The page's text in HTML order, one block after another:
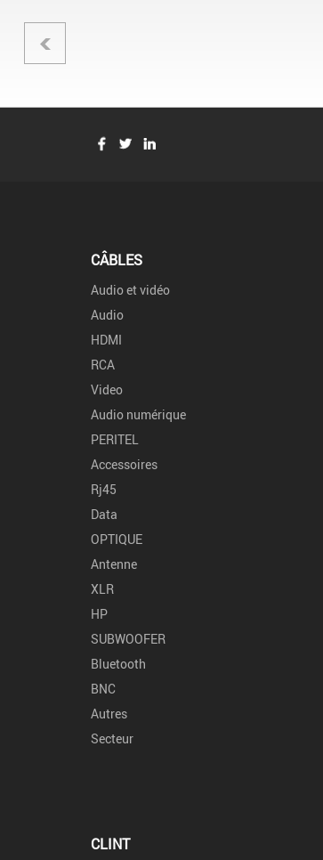
CÂBLES
Audio et vidéo
Audio
HDMI
RCA
Video
Audio numérique
PERITEL
Accessoires
Rj45
Data
OPTIQUE
Antenne
XLR
HP
SUBWOOFER
Bluetooth
BNC
Autres
Secteur
CLINT